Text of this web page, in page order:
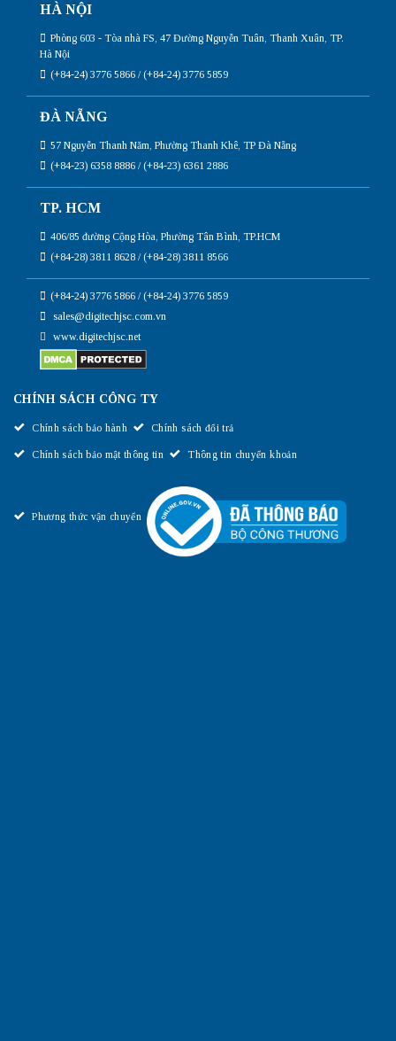
HÀ NỘI
Phòng 603 - Tòa nhà FS, 47 Đường Nguyễn Tuân, Thanh Xuân, TP.
Hà Nội
(+84-24) 3776 5866 / (+84-24) 3776 5859
ĐÀ NẴNG
57 Nguyễn Thanh Năm, Phường Thanh Khê, TP Đà Nẵng
(+84-23) 6358 8886 / (+84-23) 6361 2886
TP. HCM
406/85 đường Cộng Hòa, Phường Tân Bình, TP.HCM
(+84-28) 3811 8628 / (+84-28) 3811 8566
(+84-24) 3776 5866 / (+84-24) 3776 5859
sales@digitechjsc.com.vn
www.digitechjsc.net
CHÍNH SÁCH CÔNG TY
Chính sách bảo hành Chính sách đổi trả
Chính sách bảo mật thông tin Thông tin chuyển khoản
Phương thức vận chuyển